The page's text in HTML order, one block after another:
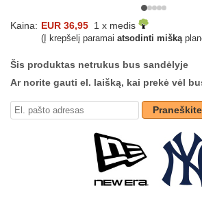
Kaina: EUR 36,95 1 x medis
(Į krepšelį paramai atsodinti mišką
Šis produktas netrukus bus sandėlyje
Ar norite gauti el. laišką, kai prekė vėl